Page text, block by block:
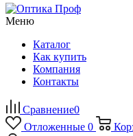
Меню
Каталог
Как купить
Компания
Контакты
Сравнение0
Отложенные 0